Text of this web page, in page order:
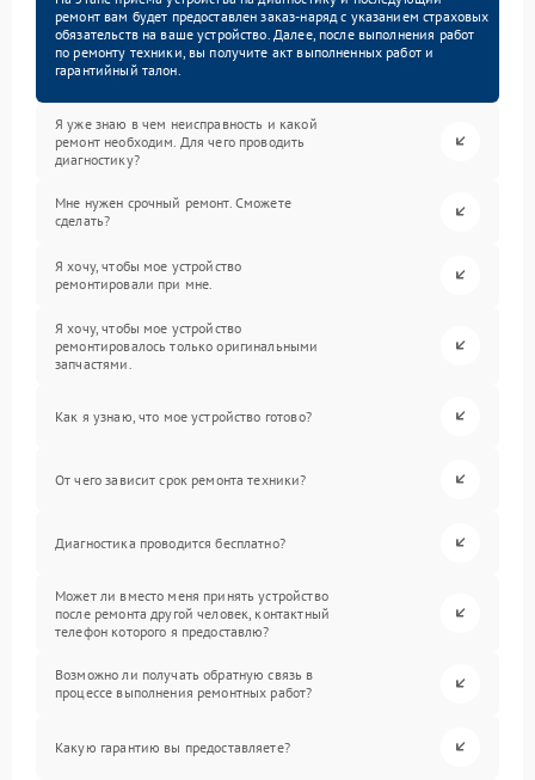
ремонт вам будет предоставлен заказ-наряд с указанием страховых
обязательств на ваше устройство. Далее, после выполнения работ
по ремонту техники, вы получите акт выполненных работ и
гарантийный талон.
Я уже знаю в чем неисправность и какой
ремонт необходим. Для чего проводить
диагностику?
Мне нужен срочный ремонт. Сможете
сделать?
Я хочу, чтобы мое устройство
ремонтировали при мне.
Я хочу, чтобы мое устройство
ремонтировалось только оригинальными
запчастями.
Как я узнаю, что мое устройство готово?
От чего зависит срок ремонта техники?
Диагностика проводится бесплатно?
Может ли вместо меня принять устройство
после ремонта другой человек, контактный
телефон которого я предоставлю?
Возможно ли получать обратную связь в
процессе выполнения ремонтных работ?
Какую гарантию вы предоставляете?